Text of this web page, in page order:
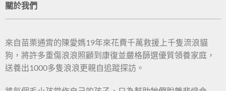
關於我們
來自苗栗通霄的陳愛媽19年來花費千萬救援上千隻流浪貓
狗，將許多重傷浪浪照顧到康復並嚴格篩選優質領養家庭，
送養出1000多隻浪浪更親自追蹤探訪。